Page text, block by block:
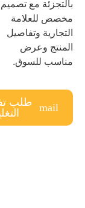
بالتجزئة مع تصميم
مخصص للعلامة
التجارية وتفاصيل
المنتج وعرض
مناسب للسوق.
طلب